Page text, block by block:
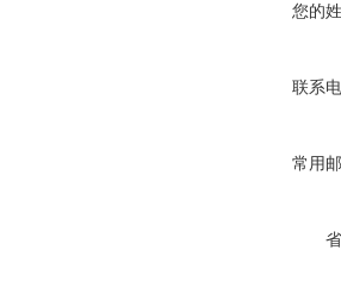
您的
联系
常用